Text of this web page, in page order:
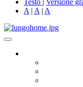
A | A | A